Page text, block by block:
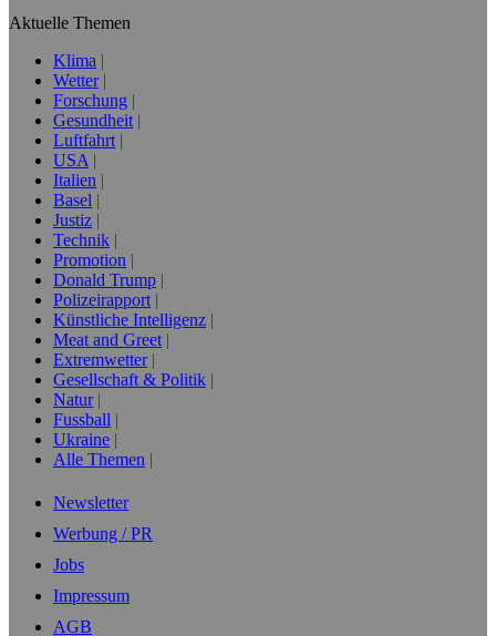
Aktuelle Themen
Klima
Wetter
Forschung
Gesundheit
Luftfahrt
USA
Italien
Basel
Justiz
Technik
Promotion
Donald Trump
Polizeirapport
Künstliche Intelligenz
Meat and Greet
Extremwetter
Gesellschaft & Politik
Natur
Fussball
Ukraine
Alle Themen
Newsletter
Werbung / PR
Jobs
Impressum
AGB